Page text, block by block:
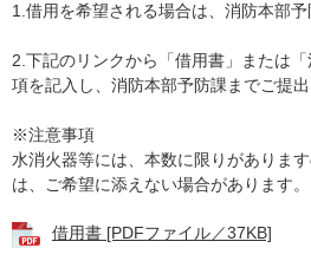
1.借用を希望される場合は、消防本部予
2.下記のリンクから「借用書」または
項を記入し、消防本部予防課までご提出
※注意事項
水消火器等には、本数に限りがありま
は、ご希望に添えない場合があります。
借用書 [PDFファイル／37KB]